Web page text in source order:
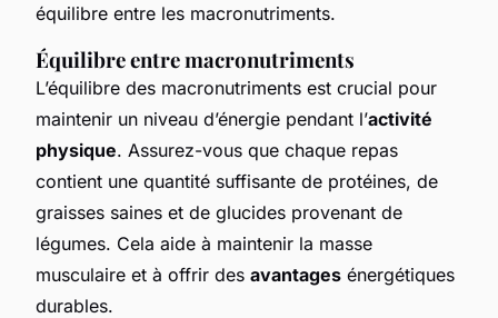
équilibre entre les macronutriments.
Équilibre entre macronutriments
L’équilibre des macronutriments est crucial pour
maintenir un niveau d’énergie pendant l’activité
physique. Assurez-vous que chaque repas
contient une quantité suffisante de protéines, de
graisses saines et de glucides provenant de
légumes. Cela aide à maintenir la masse
musculaire et à offrir des avantages énergétiques
durables.